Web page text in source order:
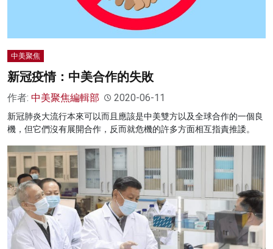
中美聚焦
新冠疫情：中美合作的失敗
作者: 中美聚焦編輯部 2020-06-11
新冠肺炎大流行本來可以而且應該是中美雙方以及全球合作的一個良
機，但它們沒有展開合作，反而就危機的許多方面相互指責推諉。